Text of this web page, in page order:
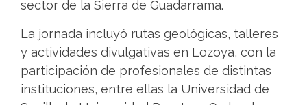
sector de la Sierra de Guadarrama.
La jornada incluyó rutas geológicas, talleres
y actividades divulgativas en Lozoya, con la
participación de profesionales de distintas
instituciones, entre ellas la Universidad de